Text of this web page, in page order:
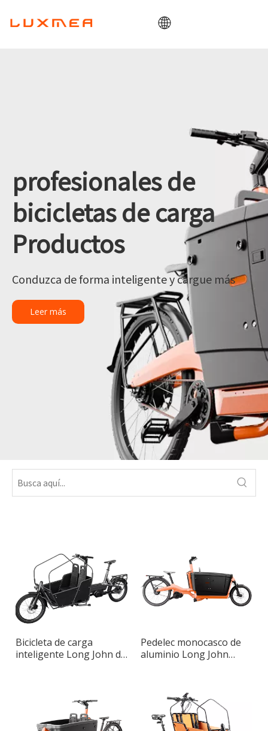
Contacto
profesionales de
bicicletas de carga
Productos
Conduzca de forma inteligente y cargue más
Leer más
Bicicleta de carga
inteligente Long John de
Pedelec monocasco de
aluminio Long John